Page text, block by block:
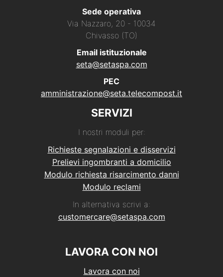
Sede operativa
Via Nazzaro, 20 - 10034
Chivasso (TO)
Email istituzionale
seta@setaspa.com
PEC
amministrazione@seta.telecompost.it
SERVIZI
I nostri moduli per:
Richieste segnalazioni e disservizi
Prelievi ingombranti a domicilio
Modulo richiesta risarcimento danni
Modulo reclami
In alternativa scrivi a:
customercare@setaspa.com
LAVORA CON NOI
Lavora con noi